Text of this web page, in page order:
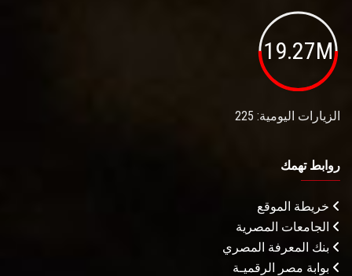
19.27M
الزيارات اليومية: 225
روابط تهمك
خريطة الموقع
الجامعات المصرية
بنك المعرفة المصري
بوابة مصر الرقميـة